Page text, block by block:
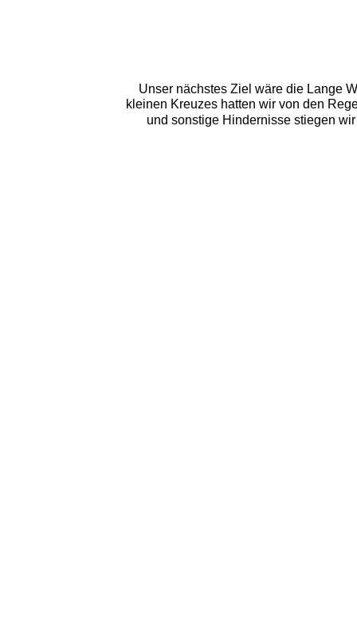
Unser nächstes Ziel wäre die Lange
kleinen Kreuzes hatten wir von den
und sonstige Hindernisse stiegen